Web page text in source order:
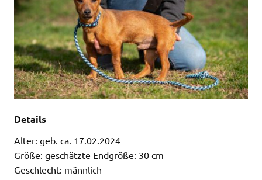
Details
Alter: geb. ca. 17.02.2024
Größe: geschätzte Endgröße: 30 cm
Geschlecht: männlich